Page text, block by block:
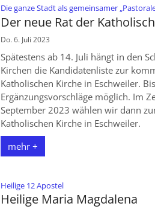
Die ganze Stadt als gemeinsamer
Der neue Rat der
Do. 6. Juli 2023
Spätestens ab 14. Juli hängt in den
Kirchen die Kandidatenliste zur
Katholischen Kirche in Eschweiler.
Ergänzungsvorschläge möglich. Im
September 2023 wählen wir dann
Katholischen Kirche in Eschweiler.
mehr +
Heilige 12 Apostel:
Heilige Maria Magdalena